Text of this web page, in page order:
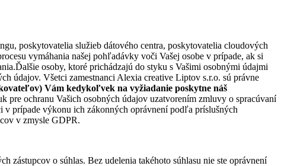
poskytovatelia služieb dátového centra, poskytovatelia cloudových
vymáhania našej pohľadávky voči Vašej osobe v prípade, ak si
osoby, ktoré prichádzajú do styku s Vašimi osobnými údajmi
údajov. Všetci zamestnanci Alexia creative Liptov s.r.o. sú právne
Vám kedykoľvek na vyžiadanie poskytne náš
ochranu Vašich osobných údajov uzatvorením zmluvy o spracúvaní
v prípade výkonu ich zákonných oprávnení podľa príslušných
v zmysle GDPR.
zástupcov o súhlas. Bez udelenia takéhoto súhlasu nie ste oprávnení